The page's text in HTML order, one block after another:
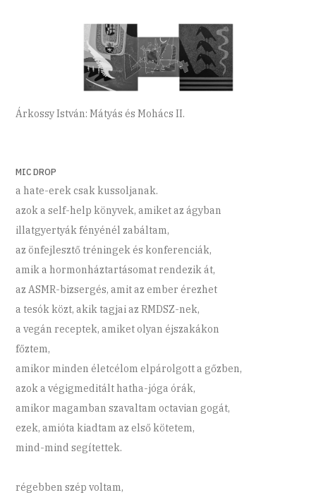
Árkossy István: Mátyás és Mohács II.
MIC DROP
a hate-erek csak kussoljanak.
azok a self-help könyvek, amiket az ágyban
illatgyertyák fényénél zabáltam,
az önfejlesztő tréningek és konferenciák,
amik a hormonháztartásomat rendezik át,
az ASMR-bizsergés, amit az ember érezhet
a tesók közt, akik tagjai az RMDSZ-nek,
a vegán receptek, amiket olyan éjszakákon
főztem,
amikor minden életcélom elpárolgott a gőzben,
azok a végigmeditált hatha-jóga órák,
amikor magamban szavaltam octavian gogát,
ezek, amióta kiadtam az első kötetem,
mind-mind segítettek.
régebben szép voltam,